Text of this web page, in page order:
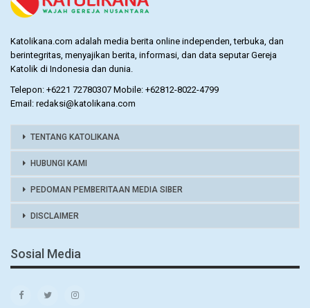
Katolikana.com adalah media berita online independen, terbuka, dan
berintegritas, menyajikan berita, informasi, dan data seputar Gereja
Katolik di Indonesia dan dunia.
Telepon: +6221 72780307 Mobile: +62812-8022-4799
Email: redaksi@katolikana.com
TENTANG KATOLIKANA
HUBUNGI KAMI
PEDOMAN PEMBERITAAN MEDIA SIBER
DISCLAIMER
Sosial Media